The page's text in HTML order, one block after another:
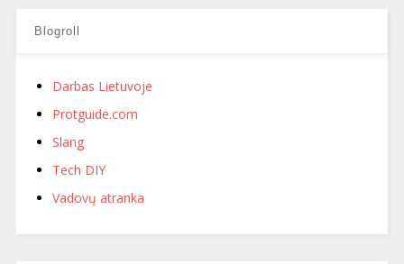
Blogroll
Darbas Lietuvoje
Protguide.com
Slang
Tech DIY
Vadovų atranka